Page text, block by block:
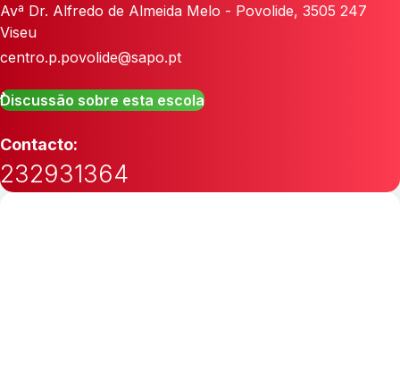
Avª Dr. Alfredo de Almeida Melo - Povolide, 3505 247
Viseu
centro.p.povolide@sapo.pt
Discussão sobre esta escola
Contacto:
232931364